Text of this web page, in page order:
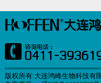
版权所有:大连鸿峰生物科技有